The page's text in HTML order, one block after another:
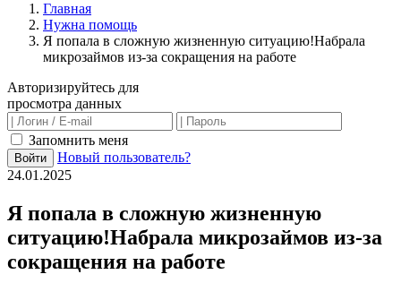
Главная
Нужна помощь
Я попала в сложную жизненную ситуацию!Набрала
микрозаймов из-за сокращения на работе
Авторизируйтесь для
просмотра данных
Запомнить меня
Войти
Новый пользователь?
24.01.2025
Я попала в сложную жизненную
ситуацию!Набрала микрозаймов из-за
сокращения на работе